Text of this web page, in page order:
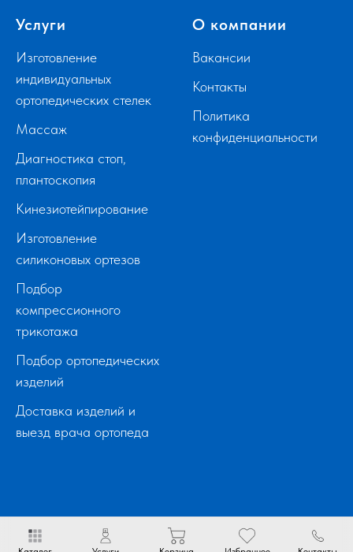
Услуги
Изготовление
индивидуальных
ортопедических стелек
Массаж
Диагностика стоп,
плантоскопия
Кинезиотейпирование
Изготовление
силиконовых ортезов
Подбор
компрессионного
трикотажа
Подбор ортопедических
изделий
Доставка изделий и
выезд врача ортопеда
О компании
Вакансии
Контакты
Политика
конфиденциальности